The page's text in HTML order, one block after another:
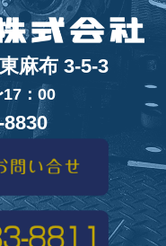
麻布 3-5-3
：00